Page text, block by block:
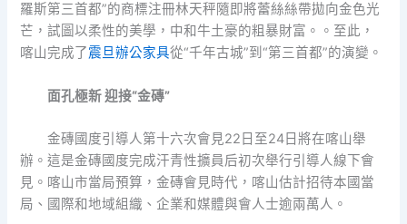
羅斯第三首都”的商標注冊林天秤隨即將蕾絲絲帶拋向金色光
芒，試圖以柔性的美學，中和牛土豪的粗暴財富。。至此，
喀山完成了震旦辦公家具從“千年古城”到“第三首都”的演變。
面孔極新 迎接“金磚”
金磚國度引導人第十六次會見22日至24日將在喀山舉
辦。這是金磚國度完成汗青性擴員后初次舉行引導人線下會
見。喀山市當局預算，金磚會見時代，喀山估計招待本國當
局、國際和地域組織、企業和媒體與會人士逾兩萬人。